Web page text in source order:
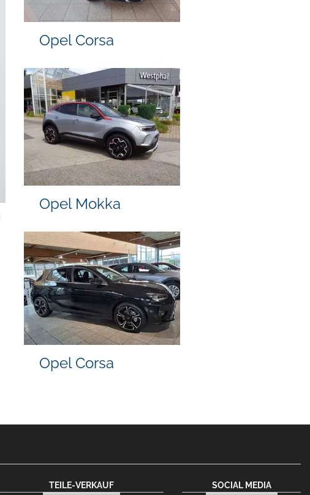
Opel Corsa
Opel Mokka
Opel Corsa
TEILE-VERKAUF SOCIAL MEDIA